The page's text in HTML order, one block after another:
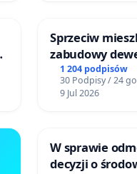
Sprzeciw
zabudowy
terenow
Bulwarów
Białej
1 204 podpisów
30 Podpisy / 24
9 Jul 2026
W sprawie
decyzji o